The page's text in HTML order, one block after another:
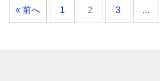
« 前へ 1 2 3 …